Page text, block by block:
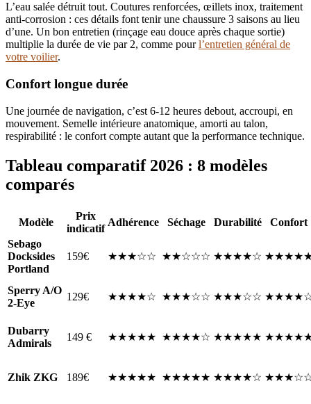
L’eau salée détruit tout. Coutures renforcées, œillets inox, traitement
anti-corrosion : ces détails font tenir une chaussure 3 saisons au lieu
d’une. Un bon entretien (rinçage eau douce après chaque sortie)
multiplie la durée de vie par 2, comme pourl’entretien général de
votre voilier.
Confort longue durée
Une journée de navigation, c’est 6-12 heures debout, accroupi, en
mouvement. Semelle intérieure anatomique, amorti au talon,
respirabilité : le confort compte autant que la performance technique.
Tableau comparatif 2026 : 8 modèles
comparés
Modèle
Prix
indicatif
Adhérence Séchage Durabilité
Confort
Sebago
Docksides
Portland
159€ ★★★☆☆ ★★☆☆☆ ★★★★☆
Sperry A/O
2-Eye
129€ ★★★★☆ ★★★☆☆ ★★★☆☆
Dubarry
Admirals
149 € ★★★★★ ★★★★☆ ★★★★★
Zhik ZKG 189€ ★★★★★ ★★★★★ ★★★★☆